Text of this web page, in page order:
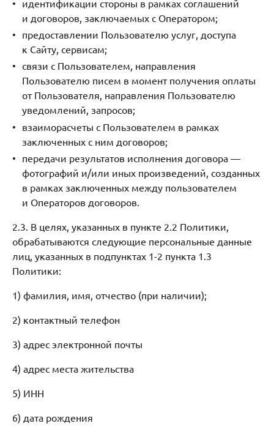
идентификации стороны в рамках соглашений
и договоров, заключаемых с Оператором;
предоставлении Пользователю услуг, доступа
к Сайту, сервисам;
связи с Пользователем, направления
Пользователю писем в момент получения оплаты
от Пользователя, направления Пользователю
уведомлений, запросов;
взаиморасчеты с Пользователем в рамках
заключенных с ним договоров;
передачи результатов исполнения договора —
фотографий и/или иных произведений, созданных
в рамках заключенных между пользователем
и Операторов договоров.
2.3. В целях, указанных в пункте 2.2 Политики,
обрабатываются следующие персональные данные
лиц, указанных в подпунктах 1-2 пункта 1.3
Политики:
1) фамилия, имя, отчество (при наличии);
2) контактный телефон
3) адрес электронной почты
4) адрес места жительства
5) ИНН
6) дата рождения